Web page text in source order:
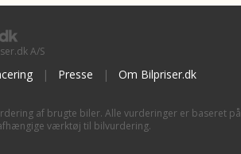
A/S
| Presse | Om Bilpriser.dk
af brugte biler. Alle vurderinger er baseret på
værktøj til bilvurdering.